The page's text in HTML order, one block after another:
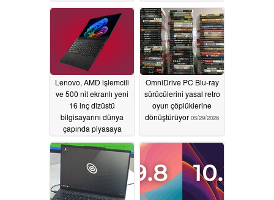
sürdü05/29/2026
05/29/2026
Lenovo, AMD işlemcili
ve 500 nit ekranlı yeni
16 inç dizüstü
bilgisayarını dünya
çapında piyasaya
05/29/2026
OmniDrive PC Blu-ray
sürücülerini yasal retro
oyun çöplüklerine
dönüştürüyor 05/29/2026